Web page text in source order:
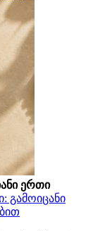
ერთი
გამოიცანი